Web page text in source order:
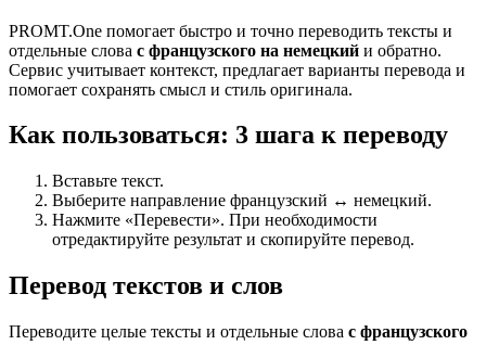
PROMT.One помогает быстро и точно переводить тексты и
отдельные слова с французского на немецкий и обратно.
Сервис учитывает контекст, предлагает варианты перевода и
помогает сохранять смысл и стиль оригинала.
Как пользоваться: 3 шага к переводу
Вставьте текст.
Выберите направление французский ↔ немецкий.
Нажмите «Перевести». При необходимости
отредактируйте результат и скопируйте перевод.
Перевод текстов и слов
Переводите целые тексты и отдельные слова с французского